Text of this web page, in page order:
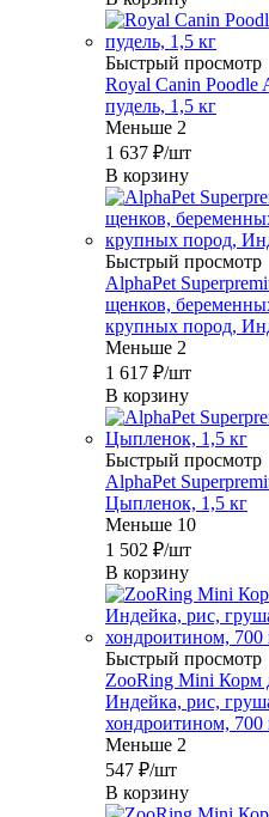
Быстрый просмотр
Royal Canin Poodle
пудель, 1,5 кг
Меньше 2
1 637 ₽/шт
В корзину
Быстрый просмотр
AlphaPet
щенков,
крупных пород,
Меньше 2
1 617 ₽/шт
В корзину
Быстрый просмотр
AlphaPet
Цыпленок, 1,5 кг
Меньше 10
1 502 ₽/шт
В корзину
Быстрый просмотр
ZooRing Mini Корм
Индейка, рис,
хондроитином, 700
Меньше 2
547 ₽/шт
В корзину